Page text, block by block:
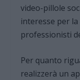
video-pillole
interesse per
professionisti
Per quanto
realizzerà un